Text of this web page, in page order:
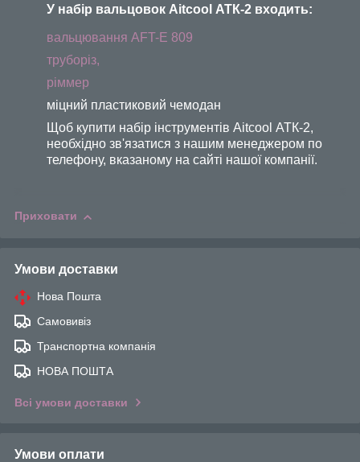
У набір вальцовок Aitcool АТК-2 входить:
вальцювання АFT-Е 809
труборіз,
ріммер
міцний пластиковий чемодан
Щоб купити набір інструментів Aitcool АТК-2,
необхідно зв'язатися з нашим менеджером по
телефону, вказаному на сайті нашої компанії.
Приховати
Умови доставки
Нова Пошта
Самовивіз
Транспортна компанія
НОВА ПОШТА
Всі умови доставки
Умови оплати